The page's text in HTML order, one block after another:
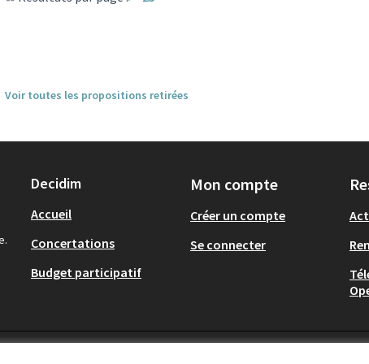
Voir toutes les propositions retirées
Decidim
Accueil
Concertations
Budget participatif
Mon compte
Créer un compte
Se connecter